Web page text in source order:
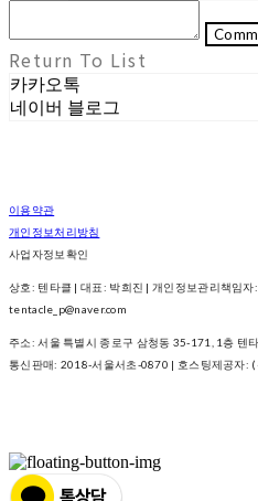
Return To List
카카오톡
네이버 블로그
이용약관
개인정보처리방침
사업자정보확인
상호: 텐타클 | 대표: 박희진 | 개인정보관리책임
tentacle_p@naver.com
주소: 서울 특별시 종로구 삼청동 35-171, 1층 텐
통신판매: 2018-서울서초-0870 | 호스팅제공자: